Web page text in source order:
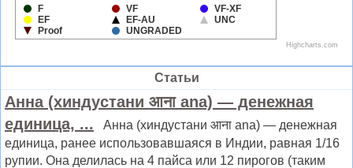
Статьи
Анна (хиндустани आना ana) — денежная
единица, ... Анна (хиндустани आना ana) — денежная
единица, ранее использовавшаяся в Индии, равная 1/16
рупии. Она делилась на 4 пайса или 12 пирогов (таким